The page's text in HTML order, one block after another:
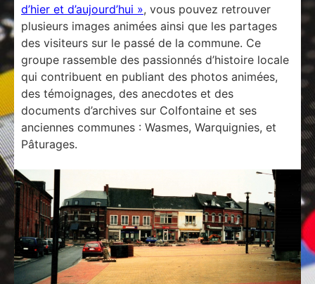
d’hier et d’aujourd’hui », vous pouvez retrouver
plusieurs images animées ainsi que les partages
des visiteurs sur le passé de la commune. Ce
groupe rassemble des passionnés d’histoire locale
qui contribuent en publiant des photos animées,
des témoignages, des anecdotes et des
documents d’archives sur Colfontaine et ses
anciennes communes : Wasmes, Warquignies, et
Pâturages.